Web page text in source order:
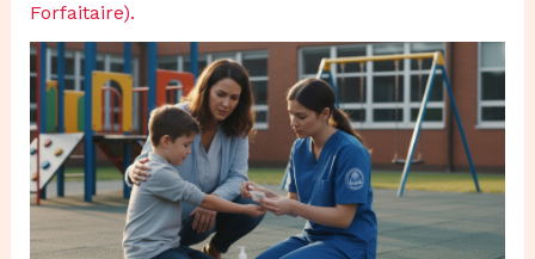
Forfaitaire).